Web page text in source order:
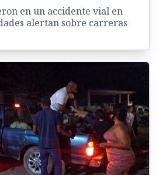
en un accidente vial en
alertan sobre carreras